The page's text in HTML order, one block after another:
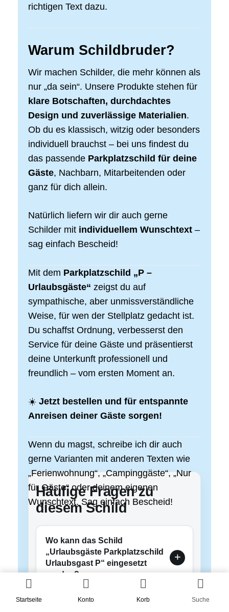
richtigen Text dazu.
Warum Schildbruder?
Wir machen Schilder, die mehr können als
nur „da sein“. Unsere Produkte stehen für
klare Botschaften, durchdachtes
Design und zuverlässige Materialien.
Ob du es klassisch, witzig oder besonders
individuell brauchst – bei uns findest du
das passende Parkplatzschild für deine
Gäste, Nachbarn, Mitarbeitenden oder
ganz für dich allein.
Natürlich liefern wir dir auch gerne
Schilder mit individuellem Wunschtext –
sag einfach Bescheid!
Mit dem Parkplatzschild „P –
Urlaubsgäste“ zeigst du auf
sympathische, aber unmissverständliche
Weise, für wen der Stellplatz gedacht ist.
Du schaffst Ordnung, verbesserst den
Service für deine Gäste und präsentierst
deine Unterkunft professionell und
freundlich – vom ersten Moment an.
☀️ Jetzt bestellen und für entspannte
Anreisen deiner Gäste sorgen!
Wenn du magst, schreibe ich dir auch
gerne Varianten mit anderen Texten wie
„Ferienwohnung“, „Campinggäste“, „Nur
für Gäste“ oder deinem eigenen
Wunschtext. Sag einfach Bescheid!
Häufige Fragen zu
diesem Schild
Wo kann das Schild
„Urlaubsgäste Parkplatzschild
Urlaubsgast P“ eingesetzt
werden?
Startseite Konto Korb Suche